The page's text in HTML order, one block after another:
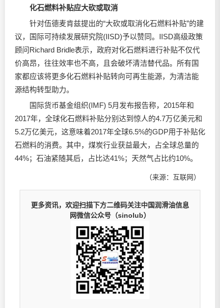
化石燃料补贴应大砍或取消
针对伍德麦肯兹提出的“大砍或取消化石燃料补贴”的建
议，国际可持续发展研究院(IISD)予以赞同。IISD高级政策
顾问Richard Bridle表示，政府对化石燃料进行补贴不仅代
价高昂，往往效率也不高，且会破坏清洁替代品。所有国
家都应该将更多化石燃料补贴转向可再生能源，为清洁能
源结构转型助力。
国际货币基金组织(IMF) 5月发布报告称，2015年和
2017年，全球化石燃料补贴分别达到惊人的4.7万亿美元和
5.2万亿美元，这意味着2017年全球6.5%的GDP用于补贴化
石燃料的消费。其中，煤炭行业获益最大，占全球总量的
44%；石油紧随其后，占比达41%；天然气占比约10%。
（来源：互联网）
更多资讯，欢迎扫描下方二维码关注中国润滑油信息
网微信公众号（sinolub）